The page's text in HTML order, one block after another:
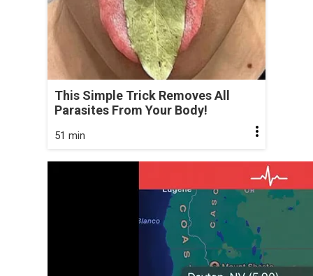
This Simple Trick Removes All
Parasites From Your Body!
51 min